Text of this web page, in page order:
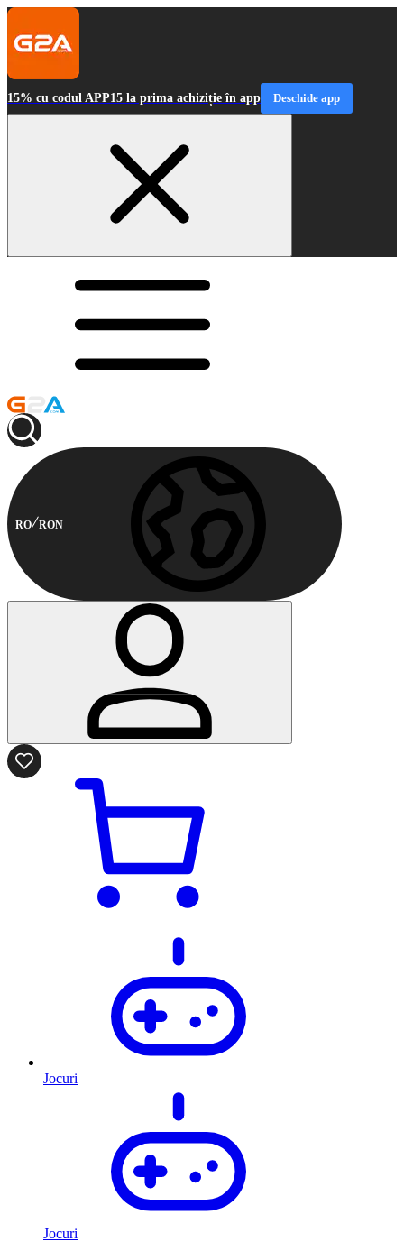
15% cu codul APP15 la prima achiziție în app Deschide app
RO RON
Jocuri
Jocuri